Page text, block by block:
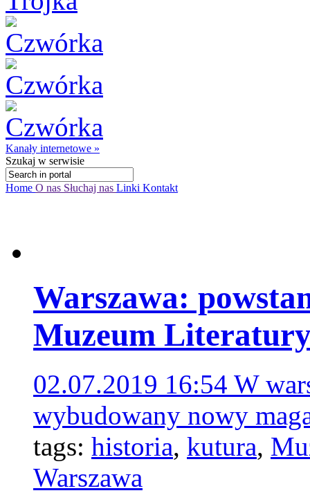
Kanały internetowe »
Szukaj w serwisie
Home O nas Słuchaj nas Linki Kontakt
Warszawa:
Muzeum
02.07.2019 16:54 W
wybudowany nowy
tags: historia, kutura,
Warszawa